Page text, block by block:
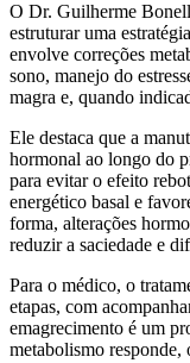
O Dr. Guilherme
estruturar uma
envolve correções
sono, manejo do
magra e, quando
Ele destaca que a
hormonal ao longo do
para evitar o efeito
energético basal e
forma, alterações
reduzir a saciedade e
Para o médico, o
etapas, com
emagrecimento é um
metabolismo responde,